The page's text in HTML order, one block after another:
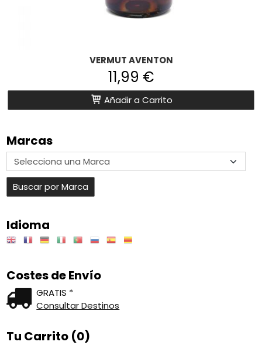
Marcas
Idioma
Costes de Envío
GRATIS *
Consultar Destinos
Tu Carrito (0)
VERMUT AVENTON
11,99 €
Añadir a Carrito